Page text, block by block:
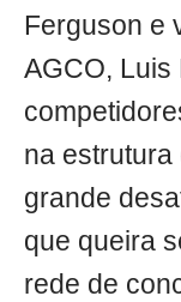
Ferguson e
AGCO, Luis
na estrutura
grande
que queira
rede de